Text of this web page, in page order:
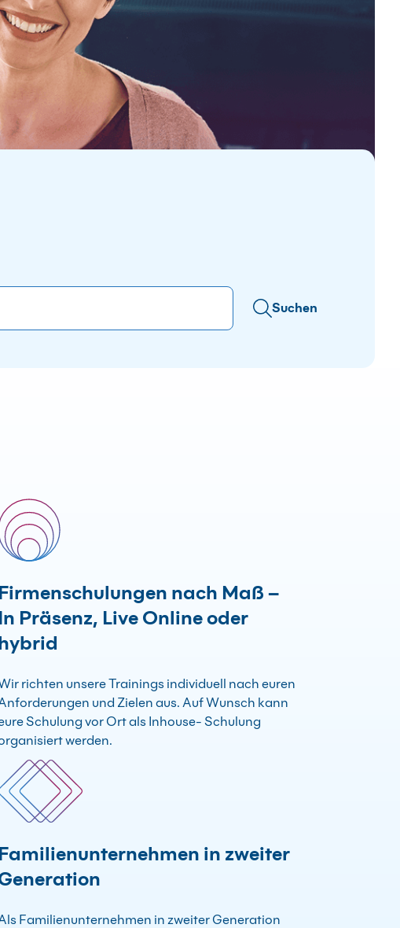
Suchen
Firmenschulungen nach Maß –
In Präsenz, Live Online oder
richten unsere Trainings individuell nach euren
und Zielen aus. Auf Wunsch kann
Schulung vor Ort als Inhouse- Schulung
werden.
Familienunternehmen in zweiter
Familienunternehmen in zweiter Generation